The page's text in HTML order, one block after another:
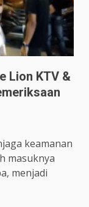
Lion KTV &
keamanan
masuknya
menjadi